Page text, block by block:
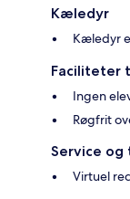
Kæledyr
Kæledyr
Faciliteter
Ingen
Røgfrit
Service og
Virtuel